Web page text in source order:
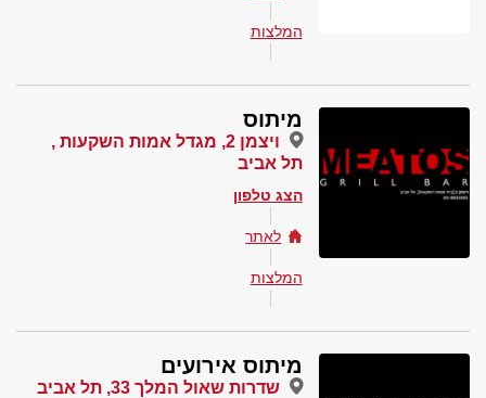
המלצות
מיתוס
ויצמן 2, מגדל אמות השקעות ,
תל אביב
הצג טלפון
לאתר
המלצות
מיתוס אירועים
שדרות שאול המלך 33, תל אביב